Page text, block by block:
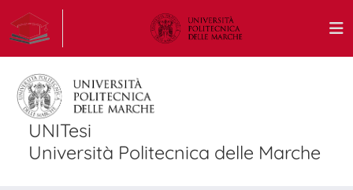
UNITesi
Università Politecnica delle Marche